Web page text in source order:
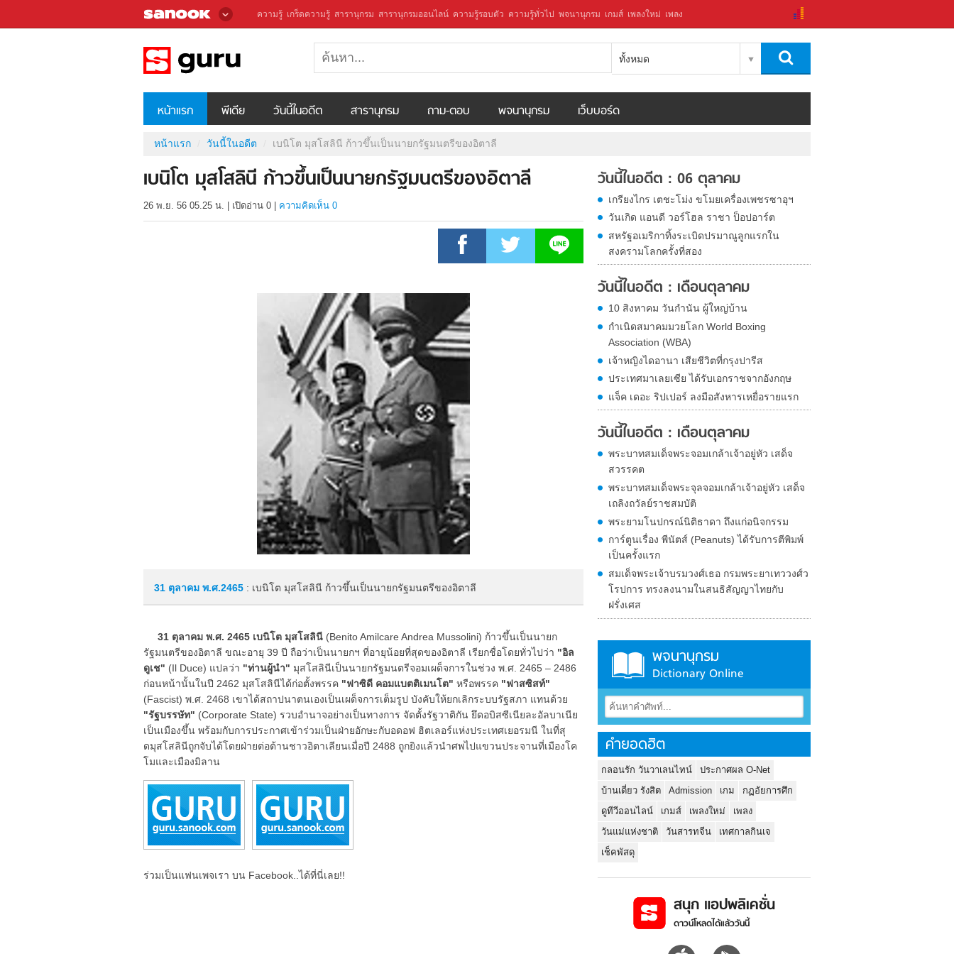
ความรู้ เกร็ดความรู้ สารานุกรม สารานุกรมออนไลน์ ความรู้รอบตัว ความรู้ทั่วไป พจนานุกรม เกมส์ เพลงใหม่ เพลง
ทั้งหมด
หน้าแรก พีเดีย วันนี้ในอดีต สารานุกรม ถาม-ตอบ พจนานุกรม เว็บบอร์ด
หน้าแรก วันนี้ในอดีต เบนิโต มุสโสลินี ก้าวขึ้นเป็นนายกรัฐมนตรีของอิตาลี
เบนิโต มุสโสลินี ก้าวขึ้นเป็นนายกรัฐมนตรีของอิตาลี
26 พ.ย. 56 05.25 น. เปิดอ่าน 0 ความคิดเห็น 0
31 ตุลาคม พ.ศ.2465 : เบนิโต มุสโสลินี ก้าวขึ้นเป็นนายกรัฐมนตรีของอิตาลี
31 ตุลาคม พ.ศ. 2465 เบนิโต มุสโสลินี (Benito Amilcare Andrea Mussolini) ก้าวขึ้นเป็นนายก
รัฐมนตรีของอิตาลี ขณะอายุ 39 ปี ถือว่าเป็นนายกฯ ที่อายุน้อยที่สุดของอิตาลี เรียกชื่อโดยทั่วไปว่า "อิล
ดูเช" (Il Duce) แปลว่า "ท่านผู้นำ" มุสโสลินีเป็นนายกรัฐมนตรีจอมเผด็จการในช่วง พ.ศ. 2465 – 2486
ก่อนหน้านั้นในปี 2462 มุสโสลินีได้ก่อตั้งพรรค "ฟาซิดี คอมแบตติเมนโต" หรือพรรค "ฟาสซิสท์"
(Fascist) พ.ศ. 2468 เขาได้สถาปนาตนเองเป็นเผด็จการเต็มรูป บังคับให้ยกเลิกระบบรัฐสภา แทนด้วย
"รัฐบรรษัท" (Corporate State) รวบอำนาจอย่างเป็นทางการ จัดตั้งรัฐวาติกัน ยึดอบิสซีเนียละอัลบาเนีย
เป็นเมืองขึ้น พร้อมกับการประกาศเข้าร่วมเป็นฝ่ายอักษะกับอดอฟ ฮิตเลอร์แห่งประเทศเยอรมนี ในที่สุ
ดมุสโสลินีถูกจับได้โดยฝ่ายต่อต้านชาวอิตาเลียนเมื่อปี 2488 ถูกยิงแล้วนำศพไปแขวนประจานที่เมืองโค
โมและเมืองมิลาน
ร่วมเป็นแฟนเพจเรา บน Facebook..ได้ที่นี่เลย!!
วันนี้ในอดีต : 06 ตุลาคม
เกรียงไกร เตชะโม่ง ขโมยเครื่องเพชรซาอุฯ
วันเกิด แอนดี วอร์โฮล ราชา ป็อปอาร์ต
สหรัฐอเมริกาทิ้งระเบิดปรมาณูลูกแรกใน
สงครามโลกครั้งที่สอง
วันนี้ในอดีต : เดือนตุลาคม
10 สิงหาคม วันกำนัน ผู้ใหญ่บ้าน
กำเนิดสมาคมมวยโลก World Boxing
Association (WBA)
เจ้าหญิงไดอานา เสียชีวิตที่กรุงปารีส
ประเทศมาเลยเซีย ได้รับเอกราชจากอังกฤษ
แจ็ค เดอะ ริปเปอร์ ลงมือสังหารเหยื่อรายแรก
วันนี้ในอดีต : เดือนตุลาคม
พระบาทสมเด็จพระจอมเกล้าเจ้าอยู่หัว เสด็จ
สวรรคต
พระบาทสมเด็จพระจุลจอมเกล้าเจ้าอยู่หัว เสด็จ
เถลิงถวัลย์ราชสมบัติ
พระยามโนปกรณ์นิติธาดา ถึงแก่อนิจกรรม
การ์ตูนเรื่อง พีนัตส์ (Peanuts) ได้รับการตีพิมพ์
เป็นครั้งแรก
สมเด็จพระเจ้าบรมวงศ์เธอ กรมพระยาเทววงศ์ว
โรปการ ทรงลงนามในสนธิสัญญาไทยกับ
ฝรั่งเศส
พจนานุกรม
Dictionary Online
คำยอดฮิต
กลอนรัก วันวาเลนไทน์
ประกาศผล O-Net
บ้านเดี่ยว รังสิต
Admission เกม
กฏอัยการศึก
ดูทีวีออนไลน์
เกมส์ เพลงใหม่
เพลง
วันแม่แห่งชาติ
วันสารทจีน
เทศกาลกินเจ
เช็คพัสดุ
สนุก แอปพลิเคชั่น
ดาวน์โหลดได้แล้ววันนี้